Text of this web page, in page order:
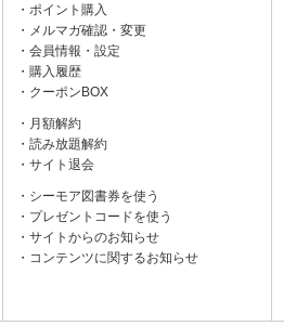
ポイント購入
メルマガ確認・変更
会員情報・設定
購入履歴
クーポンBOX
月額解約
読み放題解約
サイト退会
シーモア図書券を使う
プレゼントコードを使う
サイトからのお知らせ
コンテンツに関するお知らせ